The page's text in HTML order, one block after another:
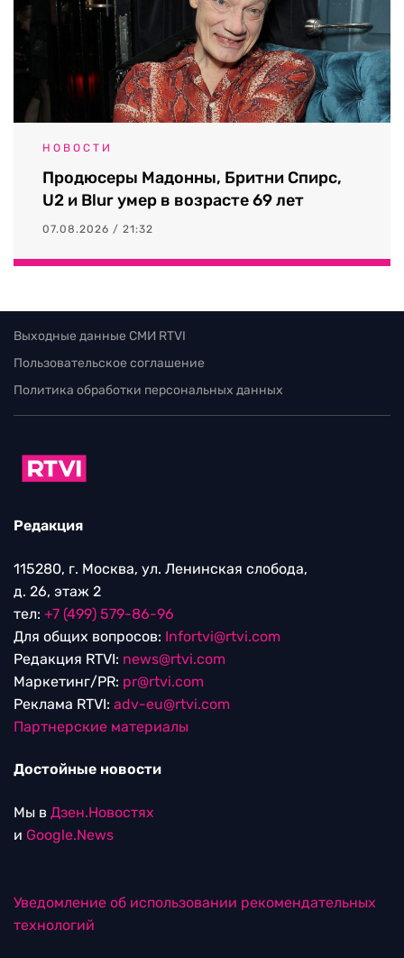
НОВОСТИ
Продюсеры Мадонны, Бритни Спирс,
U2 и Blur умер в возрасте 69 лет
07.08.2026 / 21:32
Выходные данные СМИ RTVI
Пользовательское соглашение
Политика обработки персональных данных
Редакция
115280, г. Москва, ул. Ленинская слобода,
д. 26, этаж 2
тел: +7 (499) 579-86-96
Для общих вопросов: Infortvi@rtvi.com
Редакция RTVI: news@rtvi.com
Маркетинг/PR: pr@rtvi.com
Реклама RTVI: adv-eu@rtvi.com
Партнерские материалы
Достойные новости
Мы в Дзен.Новостях
и Google.News
Уведомление об использовании рекомендательных
технологий